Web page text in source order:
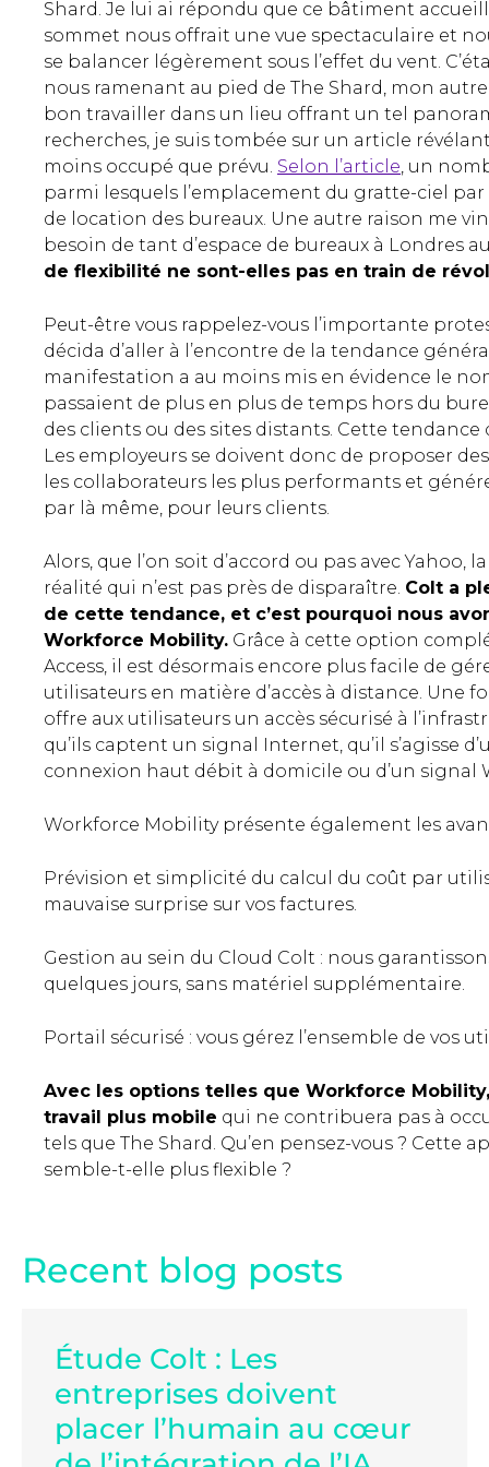
Shard. Je lui ai répondu que ce bâtiment
sommet nous offrait une vue spectaculaire et
se balancer légèrement sous l’effet du vent.
nous ramenant au pied de The Shard, mon
bon travailler dans un lieu offrant un tel
recherches, je suis tombée sur un article
moins occupé que prévu. Selon l’article, un
parmi lesquels l’emplacement du gratte-ciel
de location des bureaux. Une autre raison me
besoin de tant d’espace de bureaux à Londres
de flexibilité ne sont-elles pas en train de
Peut-être vous rappelez-vous l’importante
décida d’aller à l’encontre de la tendance
manifestation a au moins mis en évidence le
passaient de plus en plus de temps hors du
des clients ou des sites distants. Cette
Les employeurs se doivent donc de proposer
les collaborateurs les plus performants et
par là même, pour leurs clients.
Alors, que l’on soit d’accord ou pas avec
réalité qui n’est pas près de disparaître. Colt a
de cette tendance, et c’est pourquoi nous
Workforce Mobility. Grâce à cette option
Access, il est désormais encore plus facile de
utilisateurs en matière d’accès à distance. Une
offre aux utilisateurs un accès sécurisé à
qu’ils captent un signal Internet, qu’il s’agisse
connexion haut débit à domicile ou d’un signal
Workforce Mobility présente également les
Prévision et simplicité du calcul du coût par
mauvaise surprise sur vos factures.
Gestion au sein du Cloud Colt : nous
quelques jours, sans matériel supplémentaire.
Portail sécurisé : vous gérez l’ensemble de vos
Avec les options telles que Workforce
travail plus mobile qui ne contribuera pas à
tels que The Shard. Qu’en pensez-vous ? Cette
semble-t-elle plus flexible ?
Recent blog posts
Étude Colt : Les
entreprises doivent
placer l’humain au cœur